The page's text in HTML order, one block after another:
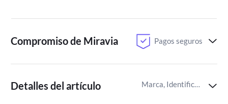
Compromiso de Miravia Pagos seguros
Detalles del artículo Marca, Identificador del artículo de Miravia